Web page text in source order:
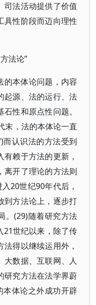
司法活动提供了价值
具性阶段而迈向理性
法论”
的本体论问题，内容
起源、法的运行、法
性和原点性问题。
末，法的本体论一直
认识法的方法受到
赖于方法的更新，
离开了理论的方法则
20世纪90年代后，
到方法论上，逐步打
。(29)随着研究方法
21世纪以来，除了传
得以继续运用外，
大数据、互联网、人
研究方法在法学界蔚
本体论之外成功开辟